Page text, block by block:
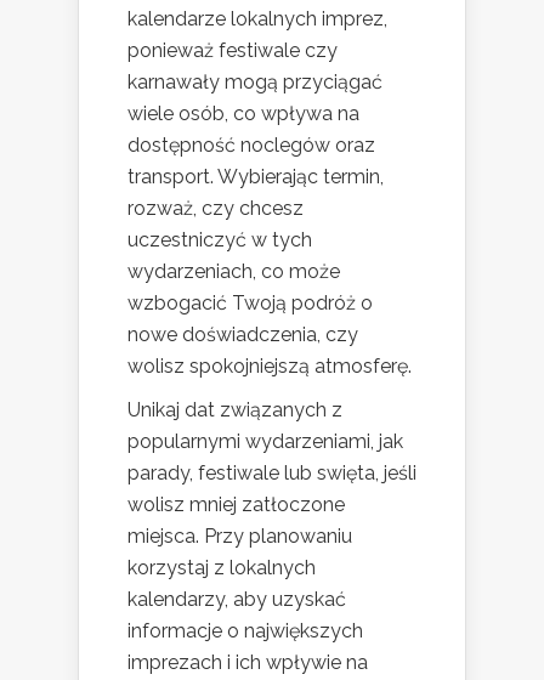
kalendarze lokalnych imprez,
ponieważ festiwale czy
karnawały mogą przyciągać
wiele osób, co wpływa na
dostępność noclegów oraz
transport. Wybierając termin,
rozważ, czy chcesz
uczestniczyć w tych
wydarzeniach, co może
wzbogacić Twoją podróż o
nowe doświadczenia, czy
wolisz spokojniejszą atmosferę.
Unikaj dat związanych z
popularnymi wydarzeniami, jak
parady, festiwale lub swięta, jeśli
wolisz mniej zatłoczone
miejsca. Przy planowaniu
korzystaj z lokalnych
kalendarzy, aby uzyskać
informacje o największych
imprezach i ich wpływie na